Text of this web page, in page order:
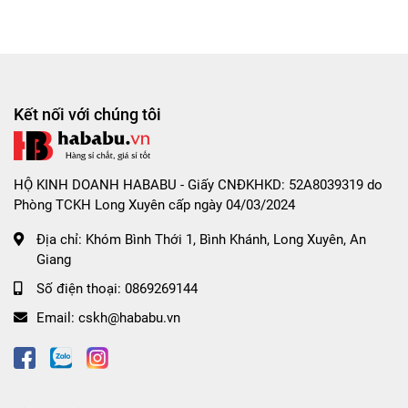
thể.
Hộp 10 cái tiện lợi, phù hợp với nhu cầu sử dụng
thường xuyên.
Nếu các dòng bao cao su trơn đã trở nên quá quen thuộc,
nhiều cặp đôi thường tìm đến những thiết kế có hạt nổi để
tăng thêm cảm giác mới mẻ trong quá trình sử dụng.
mang lại trải nghiệm khác biệt so với các dòng truyền
Kết nối với chúng tôi
HỘ KINH DOANH HABABU - Giấy CNĐKHKD: 52A8039319 do
Phòng TCKH Long Xuyên cấp ngày 04/03/2024
Địa chỉ: Khóm Bình Thới 1, Bình Khánh, Long Xuyên, An
Giang
Số điện thoại: 0869269144
Email: cskh@hababu.vn